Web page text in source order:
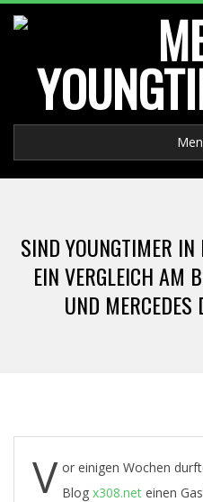
Skip
M
E
I
N
O
U
Navigation
SIND YOUNGTIMER IN
EIN VERGLEICH AM
UND
V or einigen Wochen
Blog x308.neteinen